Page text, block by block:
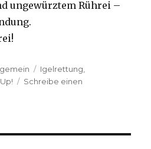
ungewürztem Rührei –
Schlagwörter
Igelrettung
Schreibe einen